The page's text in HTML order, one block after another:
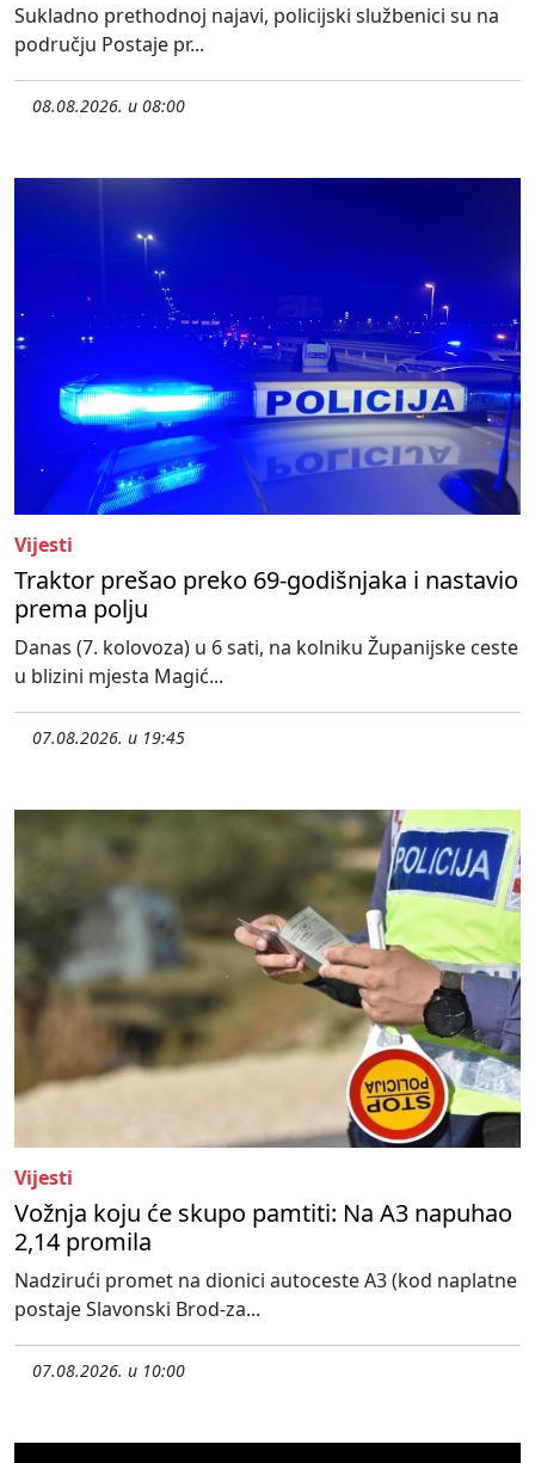
Sukladno prethodnoj najavi, policijski službenici su na
području Postaje pr...
08.08.2026. u 08:00
Vijesti
Traktor prešao preko 69-godišnjaka i nastavio
prema polju
Danas (7. kolovoza) u 6 sati, na kolniku Županijske ceste
u blizini mjesta Magić...
07.08.2026. u 19:45
Vijesti
Vožnja koju će skupo pamtiti: Na A3 napuhao
2,14 promila
Nadzirući promet na dionici autoceste A3 (kod naplatne
postaje Slavonski Brod-za...
07.08.2026. u 10:00